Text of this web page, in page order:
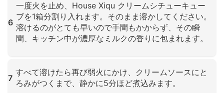
6
一度火を止め、House Xiqu クリームシチューキュー
ブを1箱分割り入れます。そのまま溶かしてください。
溶けるのがとても早いので手間もかからず、その瞬
間、キッチン中が濃厚なミルクの香りに包まれます。
7
すべて溶けたら再び弱火にかけ、クリームソースにと
ろみがつくまで、静かに5分ほど煮込みます。